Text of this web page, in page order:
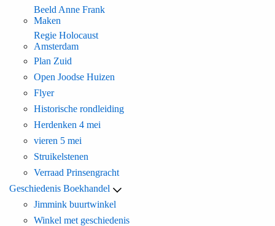
Beeld Anne Frank
Maken
Regie Holocaust
Amsterdam
Plan Zuid
Open Joodse Huizen
Flyer
Historische rondleiding
Herdenken 4 mei
vieren 5 mei
Struikelstenen
Verraad Prinsengracht
Geschiedenis Boekhandel
Jimmink buurtwinkel
Winkel met geschiedenis